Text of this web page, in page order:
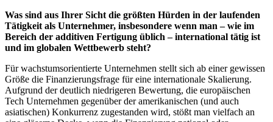
Was sind aus Ihrer Sicht die größten Hürden in der laufenden
Tätigkeit als Unternehmer, insbesondere wenn man – wie im
Bereich der additiven Fertigung üblich – international tätig ist
und im globalen Wettbewerb steht?
Für wachstumsorientierte Unternehmen stellt sich ab einer gewissen
Größe die Finanzierungsfrage für eine internationale Skalierung.
Aufgrund der deutlich niedrigeren Bewertung, die europäischen
Tech Unternehmen gegenüber der amerikanischen (und auch
asiatischen) Konkurrenz zugestanden wird, stößt man vielfach an